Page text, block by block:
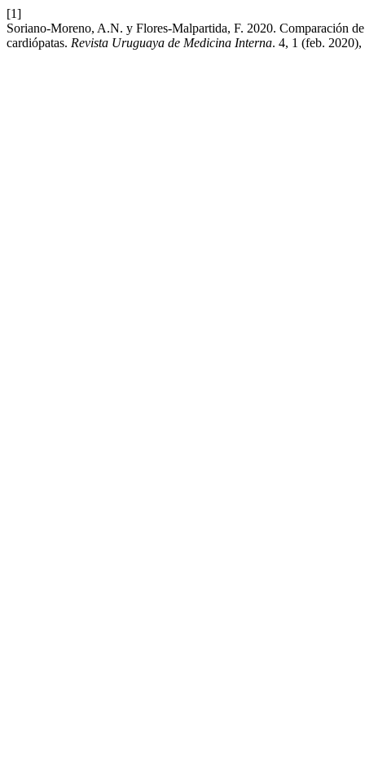
[1]
Soriano-Moreno, A.N. y Flores-Malpartida, F. 2020. Comparación
cardiópatas. Revista Uruguaya de Medicina Interna. 4, 1 (feb. 2020),